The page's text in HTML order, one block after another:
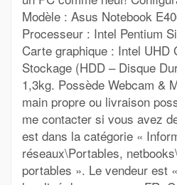
Modèle : Asus Notebook
Processeur : Intel Pentium
Carte graphique : Intel UHD
Stockage (HDD – Disque
1,3kg. Possède Webcam &
main propre ou livraison
me contacter si vous avez
est dans la catégorie «
réseaux\Portables,
portables ». Le vendeur est